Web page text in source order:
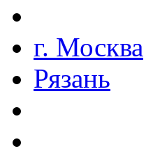
г. Москва
Рязань